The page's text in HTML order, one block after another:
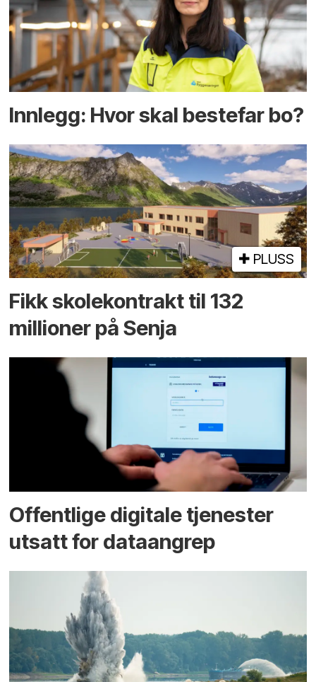
Innlegg: Hvor skal bestefar bo?
PLUSS
Fikk skole­kontrakt til 132
millioner på Senja
Offentlige digitale tjenester
utsatt for dataangrep